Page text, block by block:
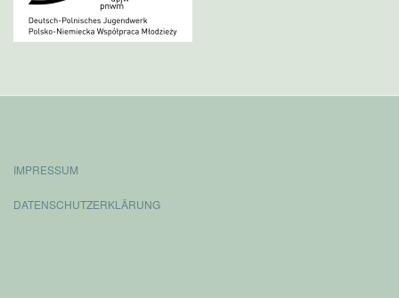
IMPRESSUM
DATENSCHUTZERKLÄRUNG